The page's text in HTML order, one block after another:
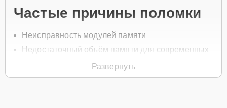
Частые причины поломки
Неисправность модулей памяти
Недостаточный объём памяти для современных
Перегрев модулей памяти
Развернуть